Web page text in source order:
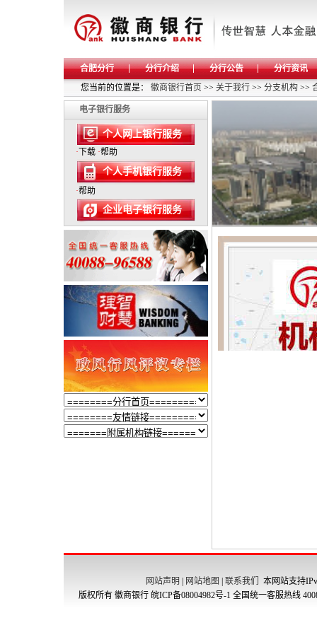
合肥分行 分行介绍 分行公告
分行资讯
您当前的位置是： 徽商银行首页 >> 关于我行 >> 分支机构 >>
电子银行服务
个人网上银行服务
· 下载 ·帮助
个人手机银行服务
·帮助
企业电子银行服务
网站声明 网站地图 联系我们
本网站支持
版权所有 徽商银行 皖ICP备08004982号-1 全国统一客服热线